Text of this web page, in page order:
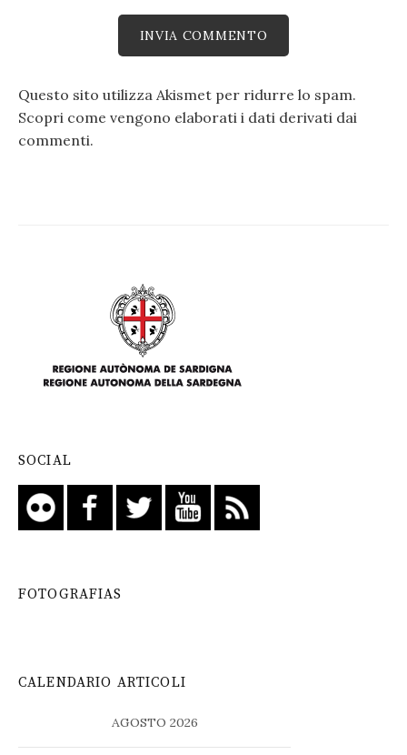
Questo sito utilizza Akismet per ridurre lo spam.
Scopri come vengono elaborati i dati derivati dai
commenti.
SOCIAL
FOTOGRAFIAS
CALENDARIO ARTICOLI
AGOSTO 2026